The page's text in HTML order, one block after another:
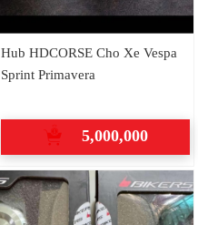
Hub HDCORSE Cho Xe Vespa
Sprint Primavera
5,000,000